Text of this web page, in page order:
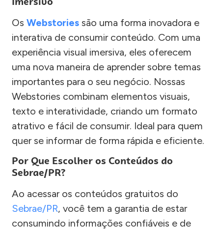
Os Webstories são uma forma inovadora e
interativa de consumir conteúdo. Com uma
experiência visual imersiva, eles oferecem
uma nova maneira de aprender sobre temas
importantes para o seu negócio. Nossas
Webstories combinam elementos visuais,
texto e interatividade, criando um formato
atrativo e fácil de consumir. Ideal para quem
quer se informar de forma rápida e eficiente.
Por Que Escolher os Conteúdos do
Sebrae/PR?
Ao acessar os conteúdos gratuitos do
Sebrae/PR, você tem a garantia de estar
consumindo informações confiáveis e de